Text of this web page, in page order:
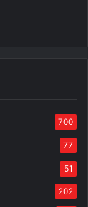
700
77
51
202